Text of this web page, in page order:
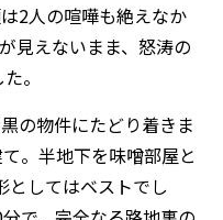
2人の喧嘩も絶えなか
見えないまま、怒涛の
。
の物件にたどり着きま
。半地下を味噌部屋と
としてはベストでし